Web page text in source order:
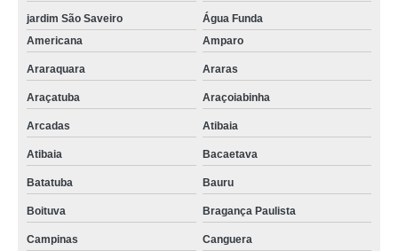
jardim São Saveiro
Água Funda
Americana
Amparo
Araraquara Araras
Araçatuba Araçoiabinha
Arcadas Atibaia
Atibaia Bacaetava
Batatuba Bauru
Boituva Bragança Paulista
Campinas Canguera